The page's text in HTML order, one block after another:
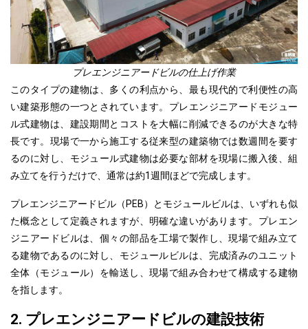
プレエンジニアードビルの仕上げ作業
このタイプの建物は、 多くの利点から、 最も現代的で利便性の高
い建築形態の一つとされています。プレエンジニアードモジュー
ル式建物は、建設期間とコストを大幅に削減できるのが大きな特
長です。現場で一から施工する従来型の建築物では数週間を要す
るのに対し、モジュール式建物は必要な部材を現場に搬入後、 組
み立てを行うだけで、通常は約1週間ほどで完成します。
プレエンジニアードビル（PEB）とモジュールビルは、いずれも似
た概念として定義されますが、明確な違いがあります。プレエン
ジニアードビルは、個々の部品を工場で製作し、現場で組み立て
る建物であるのに対し、モジュールビルは、 完成済みのユニット
全体（モジュール）を輸送し、現場で組み合わせて構成する建物
を指します。
2. プレエンジニアードビルの建設技術